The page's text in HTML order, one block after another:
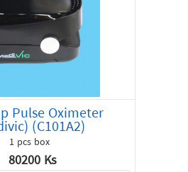
Pulse Oximeter
(C101A2)
1 pcs box
80200 Ks